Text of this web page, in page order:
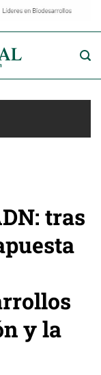
tras
y la